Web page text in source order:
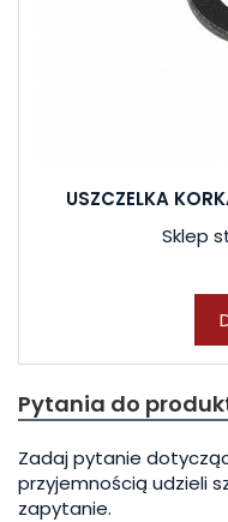
USZCZELKA
Sklep
Pytania do
Zadaj pytanie
przyjemnością udzieli
zapytanie.